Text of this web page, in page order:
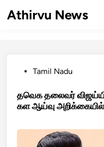
Athirvu News
PostedTamil Nadu
தவெக தலைவர்
கள ஆய்வு